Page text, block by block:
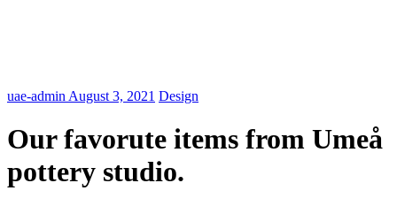
uae-admin August 3, 2021 Design
Our favorute items from Umeå
pottery studio.